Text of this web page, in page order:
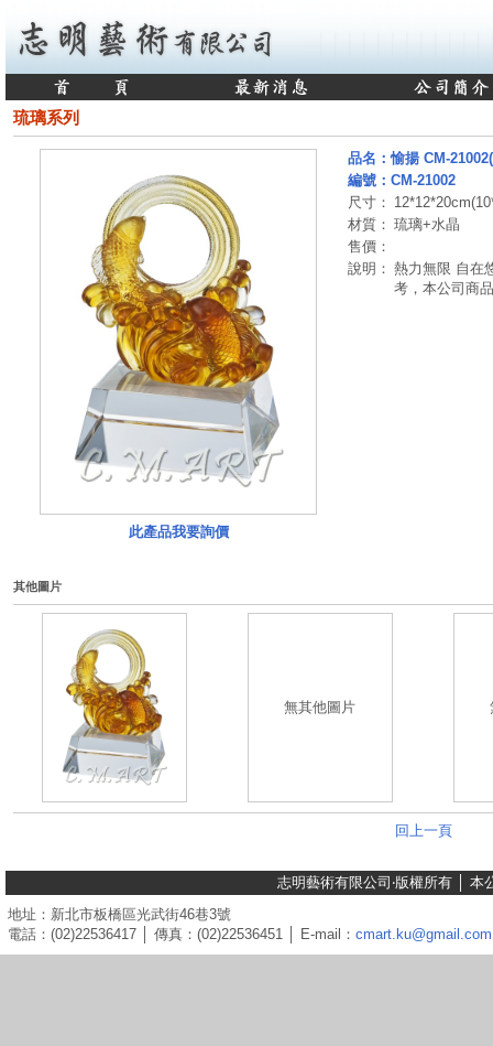
琉璃系列
此產品我要詢價
品名：愉揚 CM-
編號：CM-21002
尺寸：
材質： 琉璃+水晶
售價：
說明： 熱力無限 自在
考，本公司商
其他圖片
無其他圖片
回上一頁
志明藝術有限公司‧版權所有 │
地址：新北市板橋區光武街46巷3號
電話：(02)22536417 │ 傳真：(02)22536451 │ E-mail： cmart.ku@gmail.com